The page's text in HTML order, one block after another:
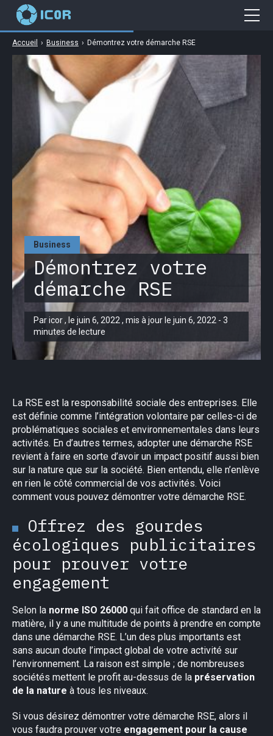
Business
Démontrez votre
démarche RSE
Par icor , le juin 6, 2022 , mis à jour le juin 6, 2022 - 3
minutes de lecture
Accueil › Business › Démontrez votre démarche RSE
La RSE est la responsabilité sociale des entreprises. Elle
est définie comme l’intégration volontaire par celles-ci de
problématiques sociales et environnementales dans leurs
activités. En d’autres termes, adopter une démarche RSE
revient à faire en sorte d’avoir un impact positif aussi bien
sur la nature que sur la société. Bien entendu, elle n’enlève
en rien le côté commercial de vos activités. Voici
comment vous pouvez démontrer votre démarche RSE.
Offrez des gourdes
écologiques publicitaires
pour prouver votre
engagement
Selon la norme ISO 26000 qui fait office de standard en la
matière, il y a une multitude de points à prendre en compte
dans une démarche RSE. L’un des plus importants est
sans aucun doute l’impact global de votre activité sur
l’environnement. La raison est simple ; de nombreuses
sociétés mettent le profit au-dessus de la préservation
de la nature à tous les niveaux.
Si vous désirez démontrer votre démarche RSE, alors il
vous faudra prouver votre engagement pour la cause
Cybersécurité
Gaming
High Tech